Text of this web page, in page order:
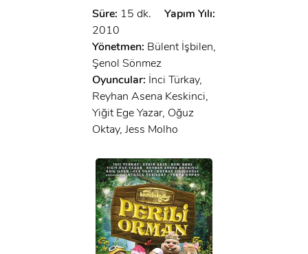
Süre: 15 dk.
Yapım Yılı:
2010
Yönetmen: Bülent İşbilen,
Şenol Sönmez
Oyuncular: İnci Türkay,
Reyhan Asena Keskinci,
Yiğit Ege Yazar, Oğuz
Oktay, Jess Molho